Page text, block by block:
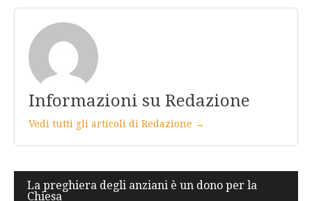
Informazioni su Redazione
Vedi tutti gli articoli di Redazione →
Navigazione
La preghiera degli anziani è un dono per la
Chiesa